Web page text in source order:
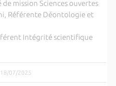
mission Sciences ouvertes
Référente Déontologie et
Intégrité scientifique
07/2025